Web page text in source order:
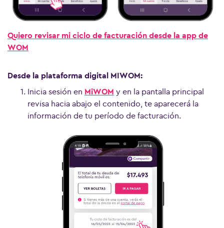
Quiero revisar mi ciclo de facturación desde la app de
WOM
Desde la plataforma digital MIWOM:
Inicia sesión en MiWOM y en la pantalla principal
revisa hacia abajo el contenido, te aparecerá la
información de tu período de facturación.